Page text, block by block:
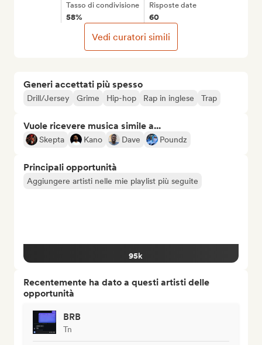
Generi accettati più spesso
Drill/Jersey Grime Hip-hop Rap in inglese Trap
Vuole ricevere musica simile a...
Skepta Kano Dave Poundz
Principali opportunità
Aggiungere artisti nelle mie playlist più seguite
95k
Recentemente ha dato a questi artisti delle
opportunità
BRB
Tn
Tasso di condivisione
58%
Risposte date
60
Vedi curatori simili